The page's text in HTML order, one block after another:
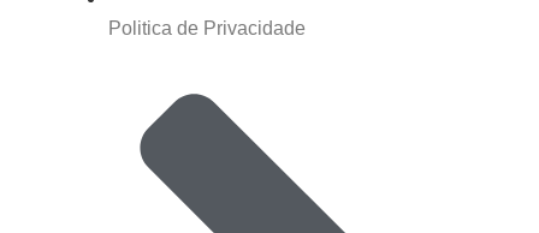
Politica de Privacidade